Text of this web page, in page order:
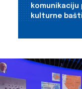
komunikaciju
kulturne